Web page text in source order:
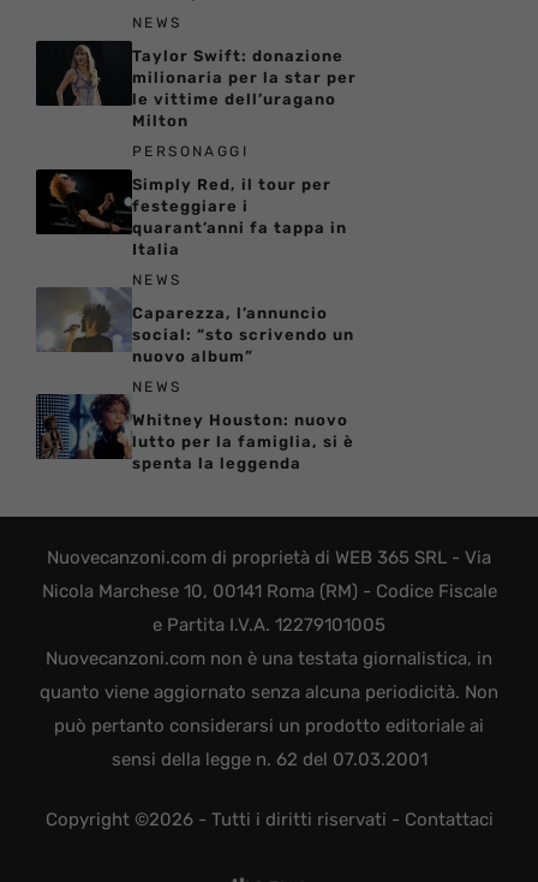
NEWS
Taylor Swift: donazione
milionaria per la star per
le vittime dell’uragano
Milton
PERSONAGGI
Simply Red, il tour per
festeggiare i
quarant’anni fa tappa in
Italia
NEWS
Caparezza, l’annuncio
social: “sto scrivendo un
nuovo album”
NEWS
Whitney Houston: nuovo
lutto per la famiglia, si è
spenta la leggenda
Nuovecanzoni.com di proprietà di WEB 365 SRL - Via
Nicola Marchese 10, 00141 Roma (RM) - Codice Fiscale
e Partita I.V.A. 12279101005
Nuovecanzoni.com non è una testata giornalistica, in
quanto viene aggiornato senza alcuna periodicità. Non
può pertanto considerarsi un prodotto editoriale ai
sensi della legge n. 62 del 07.03.2001
Copyright ©2026 - Tutti i diritti riservati - Contattaci